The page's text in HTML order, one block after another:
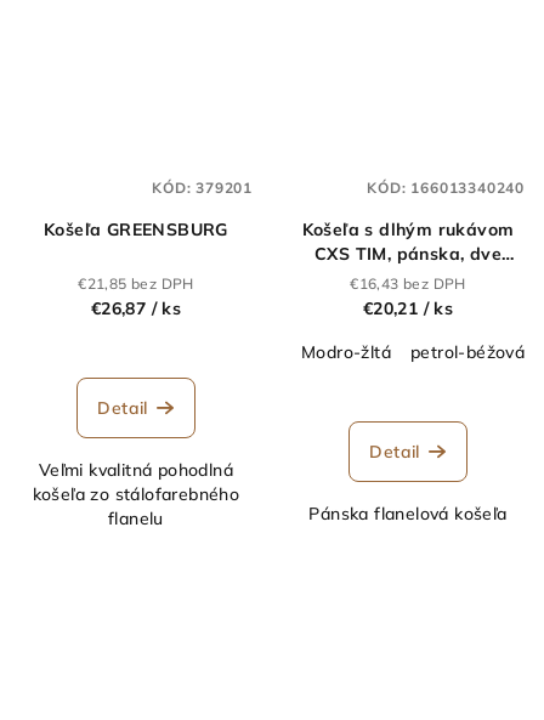
Košeľa GREENSBURG
€21,85 bez DPH
€26,87 / ks
Detail
Veľmi kvalitná pohodlná
košeľa zo stálofarebného
flanelu
KÓD:379201
Košeľa s dlhým rukávom
CXS TIM, pánska, dve
farby
€16,43 bez DPH
€20,21 / ks
Modro-žltá
petrol-béžová
Detail
Pánska flanelová košeľa
KÓD: 166013340240